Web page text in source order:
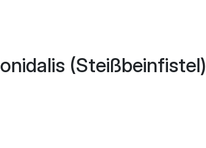
(Steißbeinfistel)